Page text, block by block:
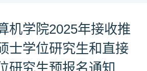
机学院2025年接收推
士学位研究生和直接
研究生预报名通知